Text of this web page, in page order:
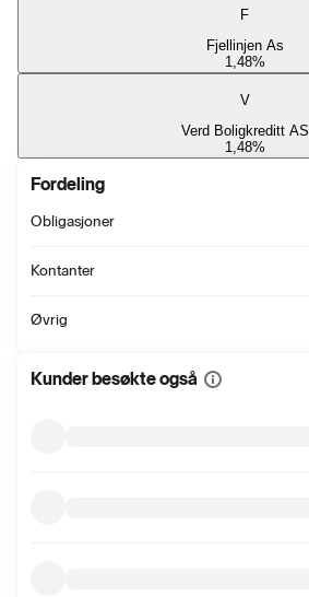
F
Fjellinjen As
1,48%
V
Verd Boligkreditt AS
1,48%
Fordeling
Obligasjoner
Kontanter
Øvrig
Kunder besøkte også Vis